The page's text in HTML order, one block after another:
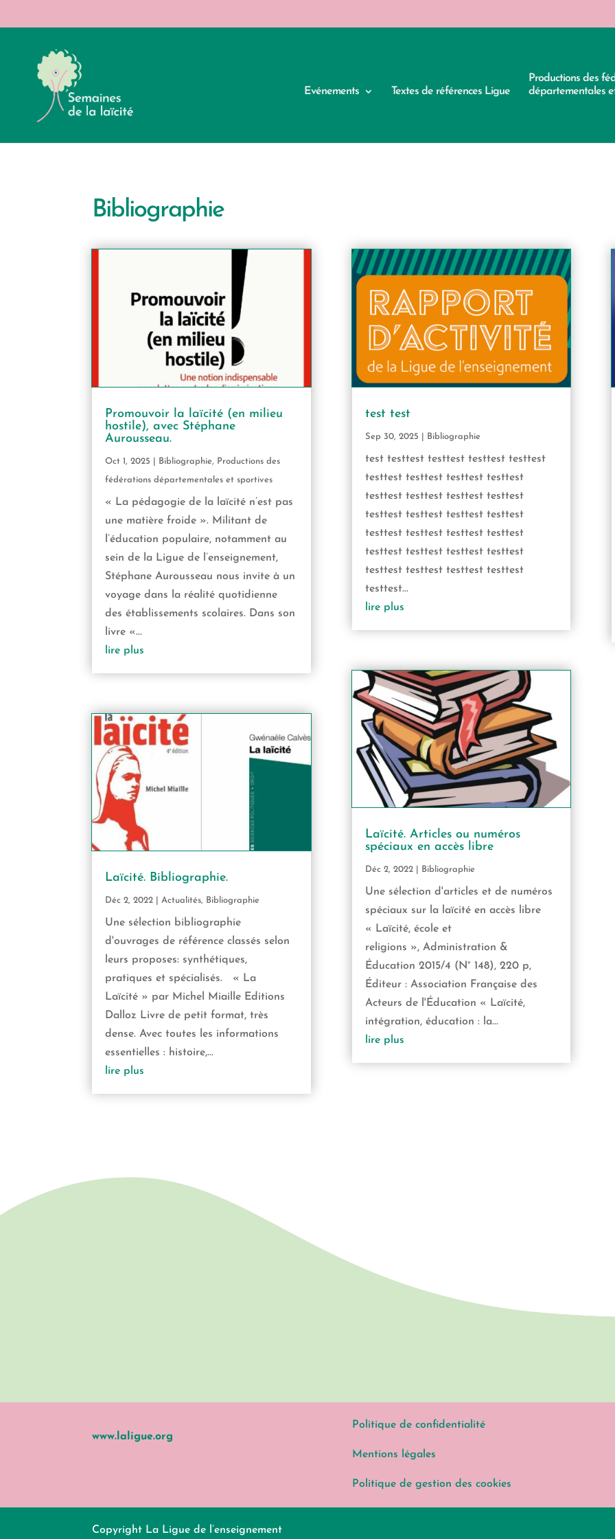
Evénements Textes de références Ligue
Productions des
départementales
Bibliographie
Promouvoir la laïcité (en milieu
hostile), avec Stéphane
Aurousseau.
Oct 1, 2025 Bibliographie Productions des
fédérations départementales et sportives
« La pédagogie de la laïcité n’est pas
une matière froide ». Militant de
l’éducation populaire, notamment au
sein de la Ligue de l’enseignement,
Stéphane Aurousseau nous invite à un
voyage dans la réalité quotidienne
des établissements scolaires. Dans son
livre «...
lire plus
Laïcité. Bibliographie.
Déc 2, 2022 |Actualités, Bibliographie
Une sélection bibliographie
d'ouvrages de référence classés selon
leurs proposes: synthétiques,
pratiques et spécialisés. « La
Laïcité » par Michel Miaille Editions
Dalloz Livre de petit format, très
dense. Avec toutes les informations
essentielles : histoire,...
lire plus
test test
Sep 30, 2025 Bibliographie
test testtest testtest testtest testtest
testtest testtest testtest testtest
testtest testtest testtest testtest
testtest testtest testtest testtest
testtest testtest testtest testtest
testtest testtest testtest testtest
testtest testtest testtest testtest
testtest...
lire plus
Laïcité. Articles ou numéros
spéciaux en accès libre
Déc 2, 2022| Bibliographie
Une sélection d'articles et de numéros
spéciaux sur la laïcité en accès libre
« Laïcité, école et
religions », Administration &
Éducation 2015/4 (N° 148), 220 p,
Éditeur : Association Française des
Acteurs de l'Éducation « Laïcité,
intégration, éducation : la...
lire plus
www.laligue.org
Politique de confidentialité
Mentions légales
Politique de gestion des cookies
Copyright La Ligue de l’enseignement